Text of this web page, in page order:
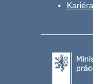
Kariéra